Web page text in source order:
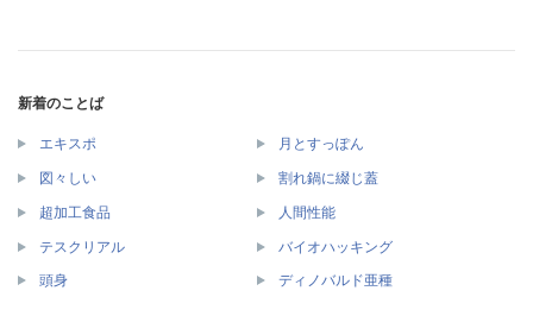
新着のことば
エキスポ 月とすっぽん
図々しい 割れ鍋に綴じ蓋
超加工食品 人間性能
テスクリアル バイオハッキング
頭身 ディノバルド亜種